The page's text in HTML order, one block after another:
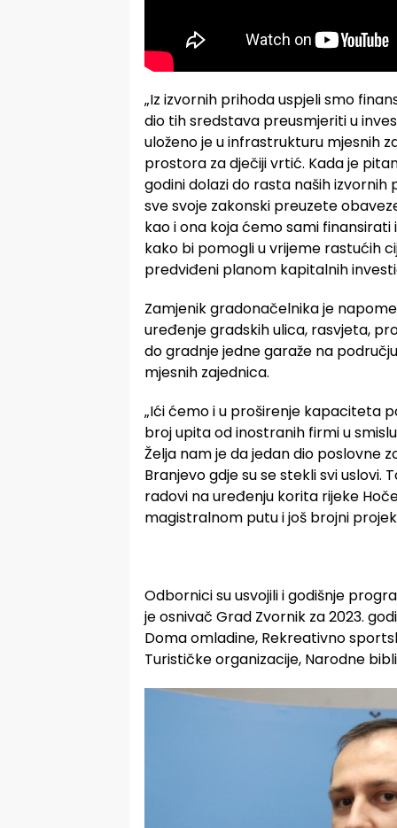
„Iz izvornih prihoda uspjeli smo
dio tih sredstava preusmjeriti u
uloženo je u infrastrukturu mjesnih
prostora za dječiji vrtić. Kada je
godini dolazi do rasta naših
sve svoje zakonski preuzete
kao i ona koja ćemo sami
kako bi pomogli u vrijeme rastućih
predviđeni planom kapitalnih
Zamjenik gradonačelnika je
uređenje gradskih ulica, rasvjeta,
do gradnje jedne garaže na
mjesnih zajednica.
„Ići ćemo i u proširenje kapaciteta
broj upita od inostranih firmi u
Želja nam je da jedan dio poslovne
Branjevo gdje su se stekli svi
radovi na uređenju korita rijeke
magistralnom putu i još brojni
Odbornici su usvojili i godišnje
je osnivač Grad Zvornik za 2023.
Doma omladine, Rekreativno
Turističke organizacije, Narodne